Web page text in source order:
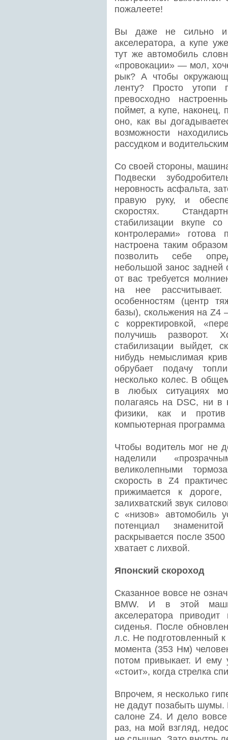
пожалеете!
Вы даже не сильно и
акселератора, а купе
тут же автомобиль
«провокации» — мол,
рык? А чтобы
ленту? Просто
превосходно
поймет, а купе, наконец,
оно, как вы
возможности
рассудком и
Со своей стороны,
Подвески
неровность асфальта,
правую руку, и
скоростях.
стабилизации вкупе
контролерами» готова
настроена таким
позволить себе
небольшой занос задней
от вас требуется
на нее рассчитывает.
особенностям (центр
базы), скольжения на Z4
с корректировкой,
получишь разворот.
стабилизации выйдет,
нибудь немыслимая
обрубает подачу
несколько колес. В
в любых ситуациях
полагаясь на DSC, ни в
физики, как и против
компьютерная программа
Чтобы водитель мог не
наделили
великолепными
скорость в Z4
прижимается к
залихватский звук
с «низов» автомобиль
потенциал
раскрывается после
хватает с лихвой.
Японский скороход
Сказанное вовсе не
BMW. И в этой
акселератора
сиденья. После
л.с. Не подготовленный
момента (353 Нм)
потом привыкает. И ему
«стоит», когда стрелка
Впрочем, я несколько
не дадут позабыть шумы.
салоне Z4. И дело
раз, на мой взгляд,